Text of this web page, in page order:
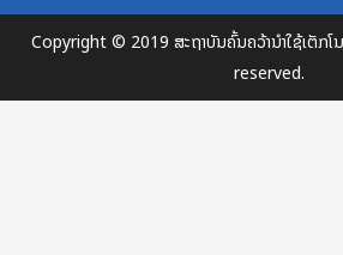
Copyright © 2019 ສະຖາບັນຄົ້ນຄວ້ານຳໃຊ້ເຕັກ
reserved.